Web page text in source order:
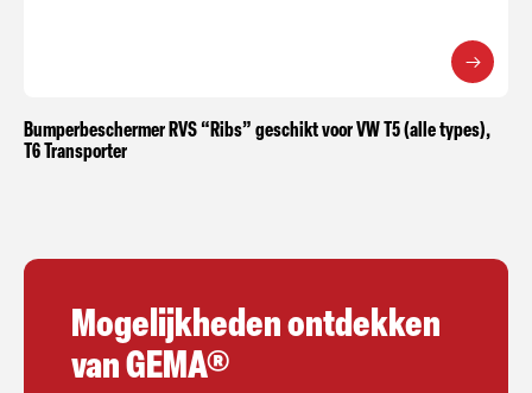
Bumperbeschermer RVS “Ribs” geschikt voor VW T5 (alle types),
T6 Transporter
Mogelijkheden ontdekken
van GEMA®